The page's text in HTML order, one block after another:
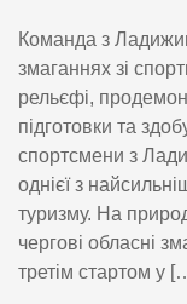
Команда з
змаганнях зі
рельєфі,
підготовки та
спортсмени з
однієї з
туризму. На
чергові обласні
третім стартом у